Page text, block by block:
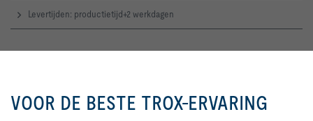
Levertijden: productietijd+2 werkdagen
advies en snelle oplossingen bieden voor installatie, onderhoud en
optimalisatie van TROX-componenten en luchtbehandelingssystemen.
ons in staat om u een uitstekende
website-ervaring en een
VOOR DE BESTE TROX-ERVARING